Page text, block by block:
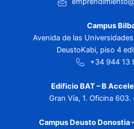
Campus
Avenida de las
DeustoKabi, piso 4
+34 944 13
Edificio BAT – B
Gran Vía, 1. Oficina 603.
Campus Deusto Donostia